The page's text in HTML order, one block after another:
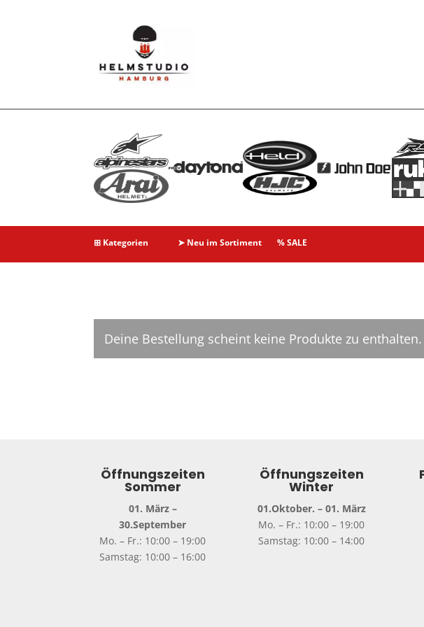
⊞ Kategorien ➤ Neu im Sortiment % SALE
Deine Bestellung scheint keine Produkte zu
Öffnungszeiten
Sommer
01. März –
30.September
Mo. – Fr.: 10:00 – 19:00
Samstag: 10:00 – 16:00
Öffnungszeiten
Winter
01.Oktober. – 01. März
Mo. – Fr.: 10:00 – 19:00
Samstag: 10:00 – 14:00